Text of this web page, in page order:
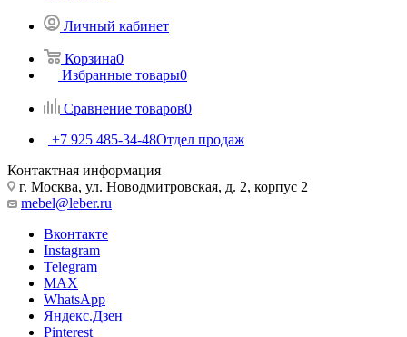
Личный кабинет
Корзина0
Избранные товары0
Сравнение товаров0
+7 925 485-34-48Отдел продаж
Контактная информация
г. Москва, ул. Новодмитровская, д. 2, корпус 2
mebel@leber.ru
Вконтакте
Instagram
Telegram
MAX
WhatsApp
Яндекс.Дзен
Pinterest